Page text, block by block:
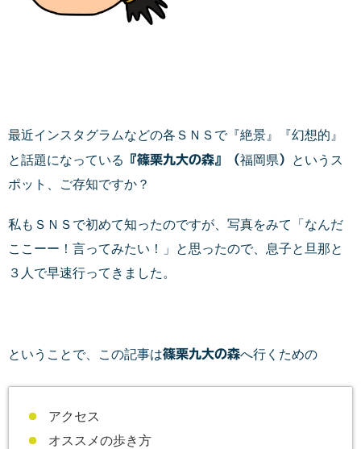
最近インスタグラムなどの各ＳＮＳで『絶景』『幻想的』
と話題になっている
『篠栗九大の森』（福岡県）
というス
ポット、ご存知ですか？
私もＳＮＳで初めて知ったのですが、写真をみて「なんだ
ここーー！言ってみたい！」と思ったので、息子と旦那と
３人で早速行ってきました。
ということで、この記事は篠栗九大の森へ行くための
アクセス
オススメの歩き方